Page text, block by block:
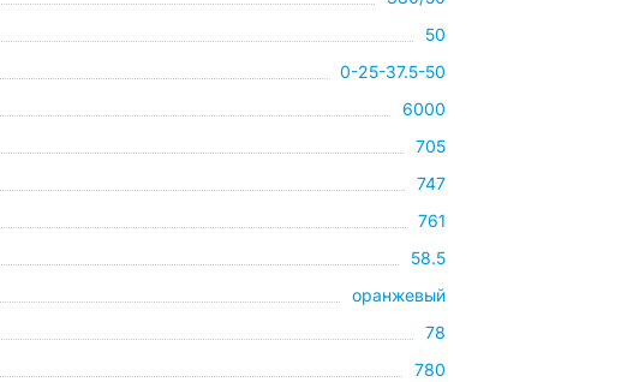
50
0-25-37.5-50
6000
705
747
761
58.5
оранжевый
78
780